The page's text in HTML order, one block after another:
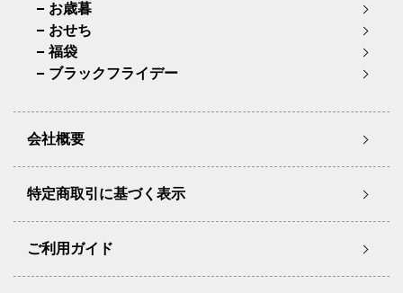
お歳暮
おせち
福袋
ブラックフライデー
会社概要
特定商取引に基づく表示
ご利用ガイド